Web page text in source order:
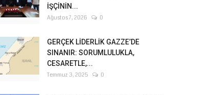
İŞÇİNİN...
Ağustos 7, 2026 0
GERÇEK LİDERLİK GAZZE’DE
SINANIR: SORUMLULUKLA,
CESARETLE,...
Temmuz 3, 2025 0